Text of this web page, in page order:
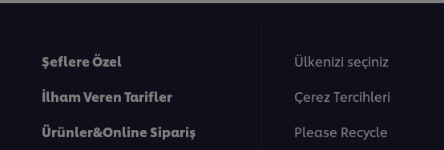
Şeflere Özel
İlham Veren Tarifler
Ürünler&Online Sipariş
Ülkenizi seçiniz
Çerez Tercihleri
Please Recycle